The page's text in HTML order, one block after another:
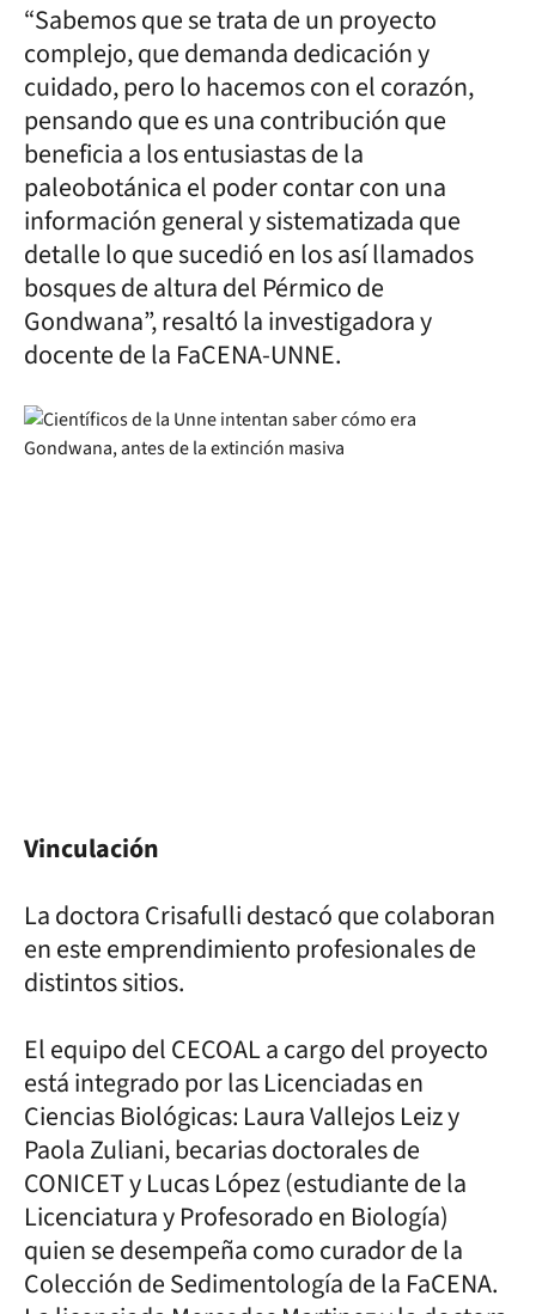
“Sabemos que se trata de un proyecto
complejo, que demanda dedicación y
cuidado, pero lo hacemos con el corazón,
pensando que es una contribución que
beneficia a los entusiastas de la
paleobotánica el poder contar con una
información general y sistematizada que
detalle lo que sucedió en los así llamados
bosques de altura del Pérmico de
Gondwana”, resaltó la investigadora y
docente de la FaCENA-UNNE.
Vinculación
La doctora Crisafulli destacó que colaboran
en este emprendimiento profesionales de
distintos sitios.
El equipo del CECOAL a cargo del proyecto
está integrado por las Licenciadas en
Ciencias Biológicas: Laura Vallejos Leiz y
Paola Zuliani, becarias doctorales de
CONICET y Lucas López (estudiante de la
Licenciatura y Profesorado en Biología)
quien se desempeña como curador de la
Colección de Sedimentología de la FaCENA.